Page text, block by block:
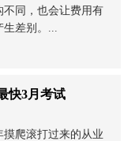
不同，也会让费用有
生差别。...
快3月考试
爬滚打过来的从业